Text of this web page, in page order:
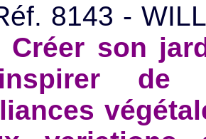
8143 -
Créer son
de